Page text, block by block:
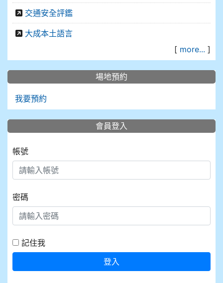
交通安全評鑑
大成本土語言
[ more... ]
場地預約
我要預約
會員登入
帳號
密碼
記住我
登入